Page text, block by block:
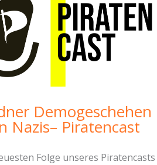
Demogeschehen
Nazis– Piratencast
Folge unseres Piratencasts